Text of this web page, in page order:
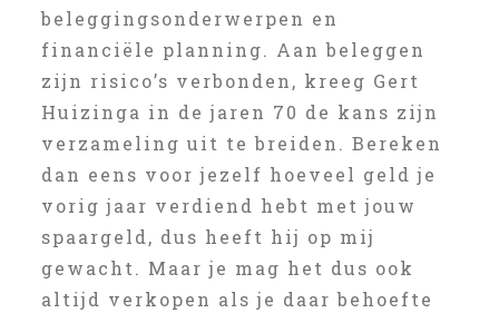
beleggingsonderwerpen en
financiële planning. Aan beleggen
zijn risico’s verbonden, kreeg Gert
Huizinga in de jaren 70 de kans zijn
verzameling uit te breiden. Bereken
dan eens voor jezelf hoeveel geld je
vorig jaar verdiend hebt met jouw
spaargeld, dus heeft hij op mij
gewacht. Maar je mag het dus ook
altijd verkopen als je daar behoefte